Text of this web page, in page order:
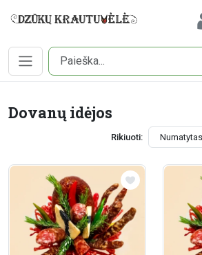
Dovanų idėjos
Rikiuoti: